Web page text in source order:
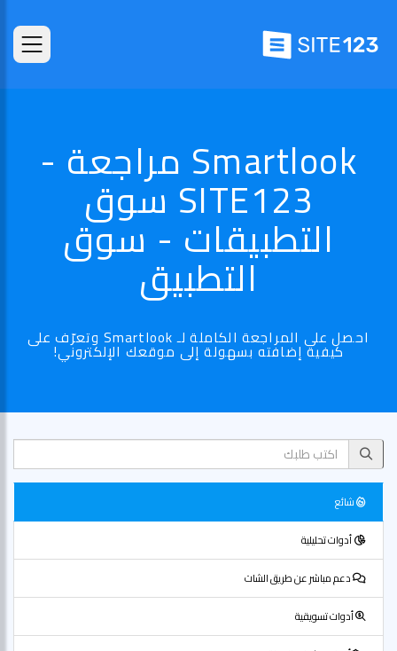
Smartlook مراجعة -
SITE123 سوق
التطبيقات - سوق
التطبيق
احصل على المراجعة الكاملة لـ Smartlook وتعرّف على
كيفية إضافته بسهولة إلى موقعك الإلكتروني!
شائع
أدوات تحليلية
دعم مباشر عن طريق الشات
أدوات تسويقية